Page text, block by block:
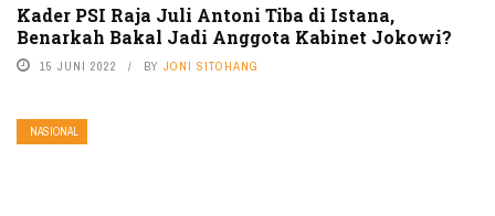
Kader PSI Raja Juli Antoni Tiba di Istana,
Benarkah Bakal Jadi Anggota Kabinet Jokowi?
15 JUNI 2022 BY JONI SITOHANG
NASIONAL